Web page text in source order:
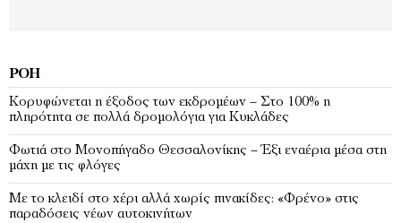
ΡΟΉ
Κορυφώνεται η έξοδος των εκδρομέων – Στο 100% η
πληρότητα σε πολλά δρομολόγια για Κυκλάδες
Φωτιά στο Μονοπήγαδο Θεσσαλονίκης – Έξι εναέρια μέσα στη
μάχη με τις φλόγες
Με το κλειδί στο χέρι αλλά χωρίς πινακίδες: «Φρένο» στις
παραδόσεις νέων αυτοκινήτων